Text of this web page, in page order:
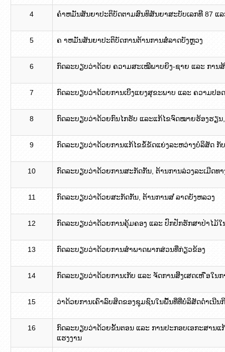
4 ຄໍາຫມັັນສັນຍາປະຕິບັດຕາມສົນທິສັນຍາສະບັບເລກທີ 87 ແລ
5 ຄ າຫມັັນສັນຍາປະຕິບັດການຕ້ານການສໍໍລາດບັງຫຼວງ
6 ກົດ​ລະ​ບຽບວ່າ​ດ້ວຍ ຄວາມສະເໝີພາບຍິງ-ຊາຍ ແລະ ການສ້
7 ກົດລະບຽບວ່າດ້ວຍການເບິິງແຍງສຸຂະພາບ ແລະ ຄວາມປອ
8 ກົດລະບຽບວ່າດ້ວຍກົນໄກຮັບ ແລະແກ້ໄຂຈົດໝາຍຮ້ອງຮຽ
9 ກົດລະບຽບວ່າດ້ວຍການແກ້ໄຂຂໍ້ຂັດແຍ່ງລະຫວ່າງບໍລິສັດ ກັ
10 ກົດລະບຽບວ່າດ້ວຍການສະກັດກັັນ, ຕ້ານການລ່ວງລະເມີດທາ
11 ກົດລະບຽບວ່າດ້ວຍສະກັດກັັນ, ຕ້ານການສ ໍລາດບັງຫລວງ
12 ກົດລະບຽບວ່າດ້ວຍການຄຸ້ມຄອງ ແລະ ປົກປັກຮັກສາປ່າໄມ້
13 ກົດລະບຽບວ່າດ້ວຍການສຳພາດພາກສ່ວນທີ່ກ່ຽວຂ້ອງ
14 ກົດລະບຽບວ່າດ້ວຍການເກັບ ແລະ ຈັດການສິິງເສດເຫ ືອໃນ
15 ວ່າດ້ວຍການເຄົາລົບສິດຂອງຊຸມຊົນໃນພື້ນທີ່ທີ່ບໍລິສັດດຳເນີນ
16
ກົດລະບຽບວ່າດ້ວຍຂັ້ນຕອນ ແລະ ການປະກອບເອກະສານ
ແຮງງານ